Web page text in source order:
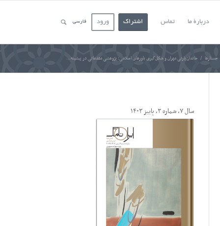
دربارۀ ما تماس اشتراک ورود فارسی
جستارها / خاندان پارتی مهران و شکل‌گیری باورهای اسلامی: پژوهشی مقدماتی در پیشینه...
سال ۷، شماره ۳، پاییز ۱۴۰۳